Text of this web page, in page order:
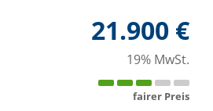
21.900 €
19% MwSt.
fairer Preis